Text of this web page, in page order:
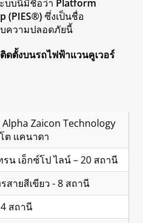
บบนี้มีชื่อว่า Platform
(PIES®)ซึ่งเป็นชื่อ
ความปลอดภัยนี้
ดตั้งบนรถไฟฟ้าแวนคูเวอร์
Zaicon Technology
ต แคนาดา
รน เอ็กซ์โป ไลน์ – 20 สถานี
สายสีเขียว - 8 สถานี
สถานี